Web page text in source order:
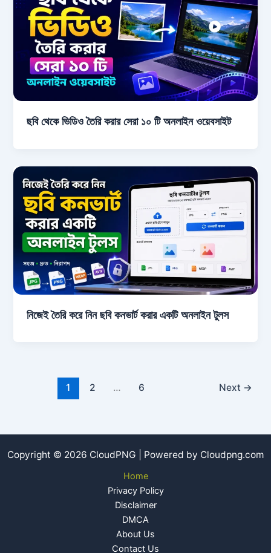
ছবি থেকে ভিডিও তৈরি করার সেরা ১০ টি অনলাইন ওয়েবসাইট
নিজেই তৈরি করে নিন ছবি কনভার্ট করার একটি অনলাইন টুলস
1 2 … 6 Next →
Copyright © 2026 CloudPNG | Powered by Cloudpng.com
Home
Privacy Policy
Disclaimer
DMCA
About Us
Contact Us